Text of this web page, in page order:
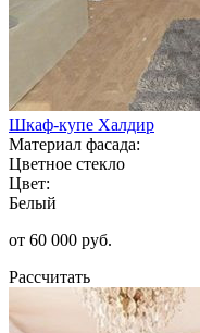
Шкаф-купе Халдир
Материал фасада:
Цветное стекло
Цвет:
Белый
от 60 000 руб.
Рассчитать